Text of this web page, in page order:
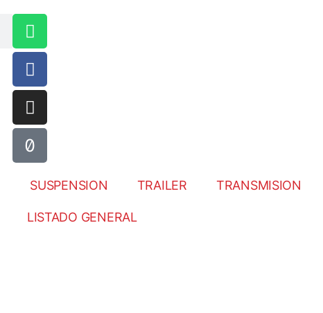
SUSPENSION TRAILER TRANSMISION
LISTADO GENERAL